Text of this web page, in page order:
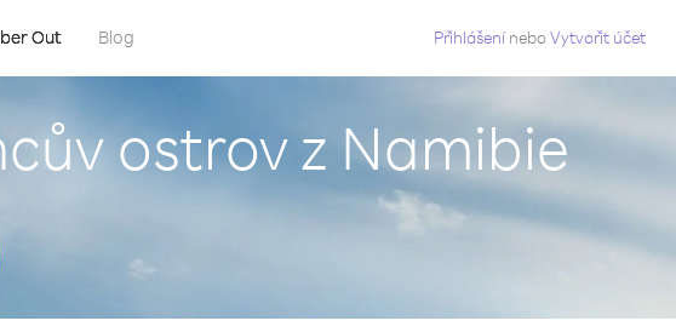
Out Blog Přihlášení neboVytvořit účet
ostrov z Namibie